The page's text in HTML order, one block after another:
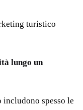
turistico
lungo un
spesso le